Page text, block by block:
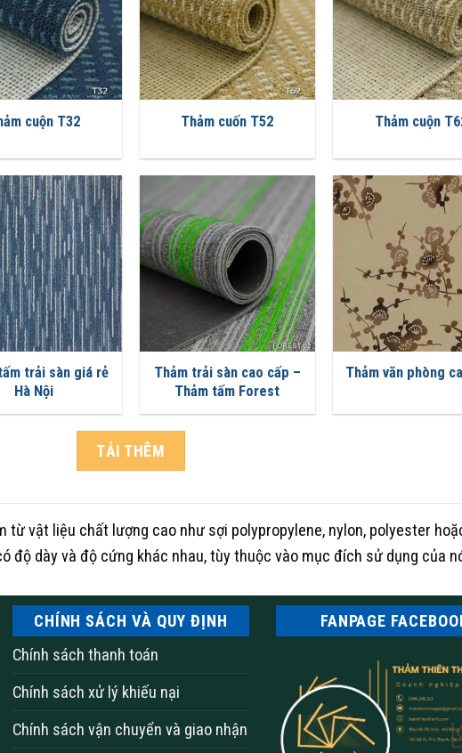
cuộn T32 Thảm cuốn T52 Thảm cuộn
trải sàn giá rẻ
Hà Nội
Thảm trải sàn cao cấp –
Thảm tấm Forest
Thảm văn phòng
TẢI THÊM
từ vật liệu chất lượng cao như sợi polypropylene, nylon, polyester
độ dày và độ cứng khác nhau, tùy thuộc vào mục đích sử dụng của
CHÍNH SÁCH VÀ QUY ĐỊNH
Chính sách thanh toán
Chính sách xử lý khiếu nại
Chính sách vận chuyển và giao nhận
FANPAGE